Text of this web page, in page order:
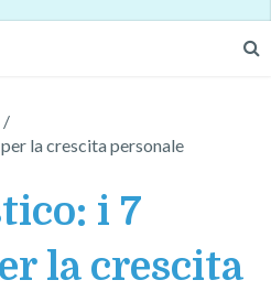
/
la crescita personale
i 7
la crescita